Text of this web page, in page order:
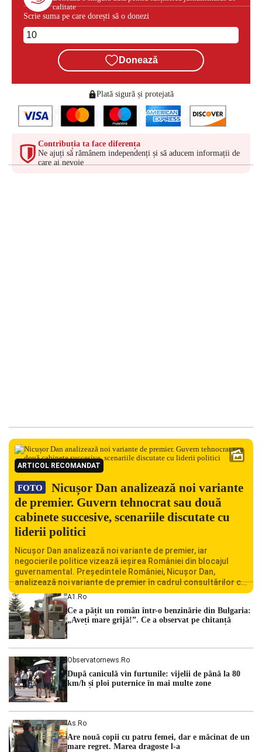
calitate
Scrie suma pe care dorești să o donezi
Donează
Plată sigură și protejată
Contribuția ta face diferența
Ne ajuți să rămânem independenți și să aducem informații de
care ai nevoie
ARTICOL RECOMANDAT
FOTO
Nicușor Dan analizează noi variante
de premier. Guvern tehnocrat sau două
cabinete succesive, scenariile discutate cu
liderii politici
Nicușor Dan analizează noi variante de premier, iar
negocierile politice vizează ieșirea României din blocajul
guvernamental. Președintele României, Nicușor Dan,
analizează noi variante de premier în cadrul consultărilor cu
liderii politici. Ciprian Ciucu vorbește despre scenariul unui
guvern tehnocrat și despre posibilitatea a două cabinete
succesive. Nicușor Dan analizează noi variante de premier
România traversează […]
A1.ro
Ce a pățit un român într-o benzinărie din Bulgaria:
„Aveți mare grijă!”. Ce a observat pe chitanță
Observatornews.ro
După caniculă vin furtunile: vijelii de până la 80
km/h și ploi puternice în mai multe zone
As.ro
Are nouă copii cu patru femei, dar e măcinat de un
mare regret. Marea dragoste l-a